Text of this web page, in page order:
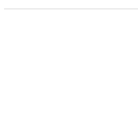
KLUBBSHOP